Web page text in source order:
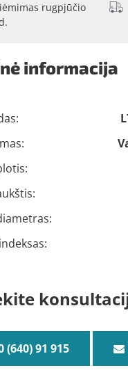
rugpjūčio
informacija
(640) 91 915